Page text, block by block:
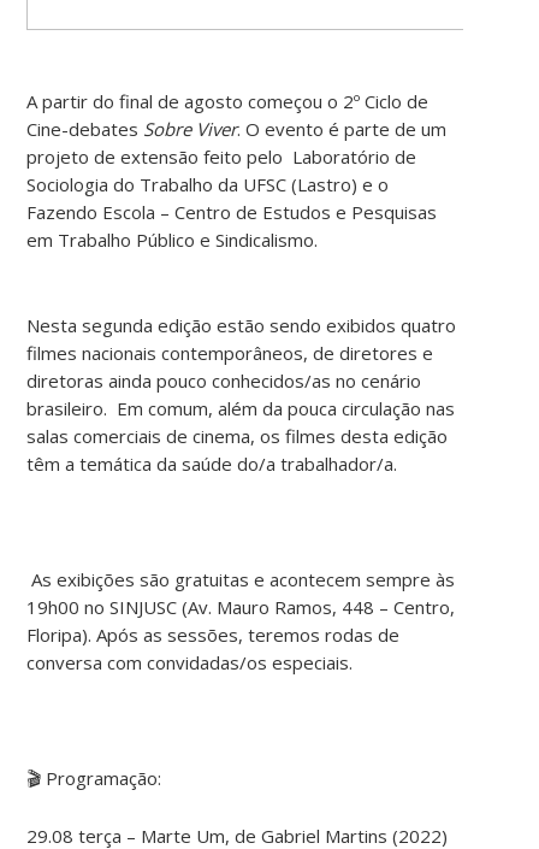
A partir do final de agosto começou o 2º Ciclo de
Cine-debates Sobre Viver.O evento é parte de um
projeto de extensão feito pelo Laboratório de
Sociologia do Trabalho da UFSC (Lastro) e o
Fazendo Escola – Centro de Estudos e Pesquisas
em Trabalho Público e Sindicalismo.
Nesta segunda edição estão sendo exibidos quatro
filmes nacionais contemporâneos, de diretores e
diretoras ainda pouco conhecidos/as no cenário
brasileiro. Em comum, além da pouca circulação nas
salas comerciais de cinema, os filmes desta edição
têm a temática da saúde do/a trabalhador/a.
As exibições são gratuitas e acontecem sempre às
19h00 no SINJUSC (Av. Mauro Ramos, 448 – Centro,
Floripa). Após as sessões, teremos rodas de
conversa com convidadas/os especiais.
🎬 Programação:
29.08 terça – Marte Um, de Gabriel Martins (2022)